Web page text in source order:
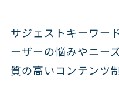
サジェストキーワー
ーザーの悩みやニー
質の高いコンテンツ